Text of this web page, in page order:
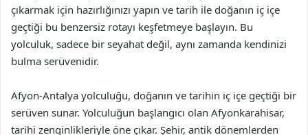
çıkarmak için hazırlığınızı yapın ve tarih ile doğanın iç içe
geçtiği bu benzersiz rotayı keşfetmeye başlayın. Bu
yolculuk, sadece bir seyahat değil, aynı zamanda kendinizi
bulma serüvenidir.
Afyon-Antalya yolculuğu, doğanın ve tarihin iç içe geçtiği bir
serüven sunar. Yolculuğun başlangıcı olan Afyonkarahisar,
tarihi zenginlikleriyle öne çıkar. Şehir, antik dönemlerden